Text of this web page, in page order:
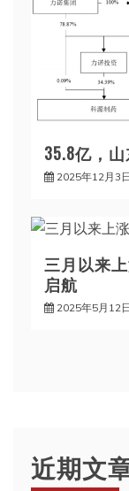
35.8亿，
2025年12月3日
三月以来
启航
2025年5月12日
近期文